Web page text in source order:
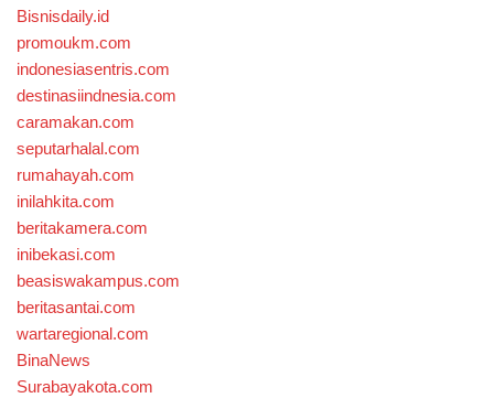
Bisnisdaily.id
promoukm.com
indonesiasentris.com
destinasiindnesia.com
caramakan.com
seputarhalal.com
rumahayah.com
inilahkita.com
beritakamera.com
inibekasi.com
beasiswakampus.com
beritasantai.com
wartaregional.com
BinaNews
Surabayakota.com